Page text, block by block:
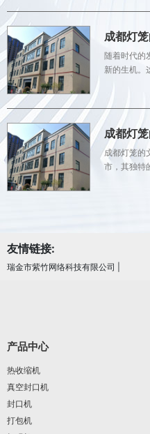
成都灯
随着时代的
新的生机。
成都灯
成都灯笼的
市，其独特的
友情链接:
瑞金市紫竹网络科技有限公司
产品中心
热收缩机
真空封口机
封口机
打包机